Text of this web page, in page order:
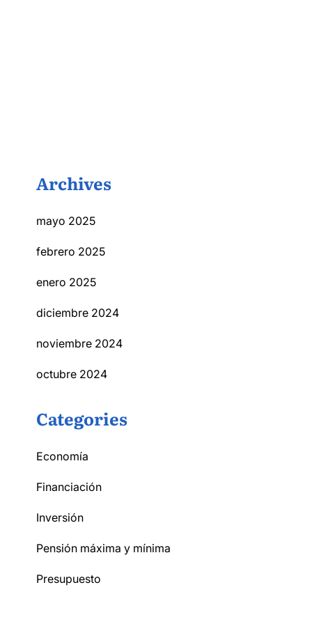
Archives
mayo 2025
febrero 2025
enero 2025
diciembre 2024
noviembre 2024
octubre 2024
Categories
Economía
Financiación
Inversión
Pensión máxima y mínima
Presupuesto